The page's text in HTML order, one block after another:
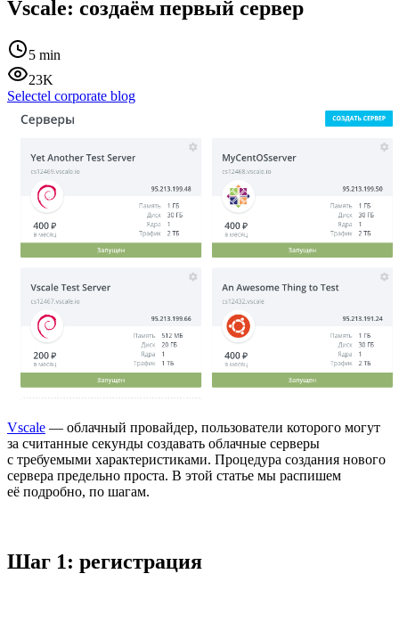
Vscale: создаём первый сервер
5 min
23K
Selectel corporate blog
Vscale — облачный провайдер, пользователи которого могут
за считанные секунды создавать облачные серверы
с требуемыми характеристиками. Процедура создания нового
сервера предельно проста. В этой статье мы распишем
её подробно, по шагам.
Шаг 1: регистрация